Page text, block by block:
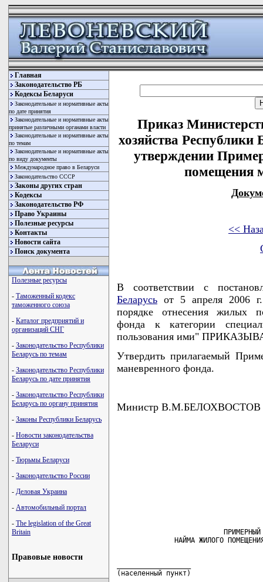
Главная
Законодательство РБ
Кодексы Беларуси
Законодательные и нормативные акты
по дате принятия
Законодательные и нормативные акты
принятые различными органами власти
Законодательные и нормативные акты
по темам
Законодательные и нормативные акты
по виду документы
Международное право в Беларуси
Законодательство СССР
Законы других стран
Кодексы
Законодательство РФ
Право Украины
Полезные ресурсы
Контакты
Новости сайта
Поиск документа
Полезные ресурсы
- Таможенный кодекс
таможенного союза
- Каталог предприятий и
организаций СНГ
- Законодательство Республики
Беларусь по темам
- Законодательство Республики
Беларусь по дате принятия
- Законодательство Республики
Беларусь по органу принятия
- Законы Республики Беларусь
- Новости законодательства
Беларуси
- Тюрьмы Беларуси
- Законодательство России
- Деловая Украина
- Автомобильный портал
- The legislation of the Great
Britain
Правовые новости
Приказ
хозяйства
утверждении
помещения
<<
В соответствии с
Беларусь от 5 апреля 2006
порядке отнесения жилых
фонда к категории
пользования ими"
Утвердить прилагаемый
маневренного фонда.
Министр В.М.БЕЛОХВОСТОВ
ПРИМЕРНЫЙ
(населенный пункт)